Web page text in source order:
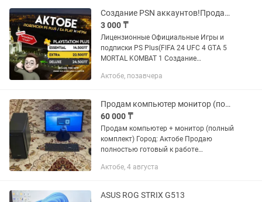
Создание PSN аккаунтов!Продажа Игр Ps Plus PS5 PS4 Gamepass xbox
3 000 ₸
Лицензионные Официальные Игры и
подписки PS Plus(FIFA 24 UFC 4 GTA 5
MORTAL KOMBAT 1 Создание
PS5 PS4 Пo вcем вопросам писать p,
Актобе, позавчера
Продам компьютер монитор (полный комплект)
60 000 ₸
Продам компьютер + монитор (полный
комплект) Город: Актобе Продаю
полностью готовый к работе
дома, учёбы и офиса. Характеристики:
Актобе, 4 августа
ASUS ROG STRIX G513